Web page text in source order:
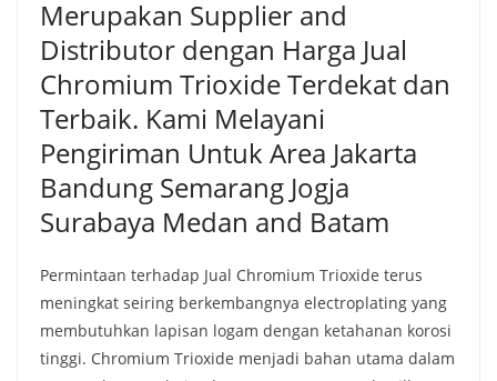
Merupakan Supplier and
Distributor dengan Harga Jual
Chromium Trioxide Terdekat dan
Terbaik. Kami Melayani
Pengiriman Untuk Area Jakarta
Bandung Semarang Jogja
Surabaya Medan and Batam
Permintaan terhadap Jual Chromium Trioxide terus
meningkat seiring berkembangnya electroplating yang
membutuhkan lapisan logam dengan ketahanan korosi
tinggi. Chromium Trioxide menjadi bahan utama dalam